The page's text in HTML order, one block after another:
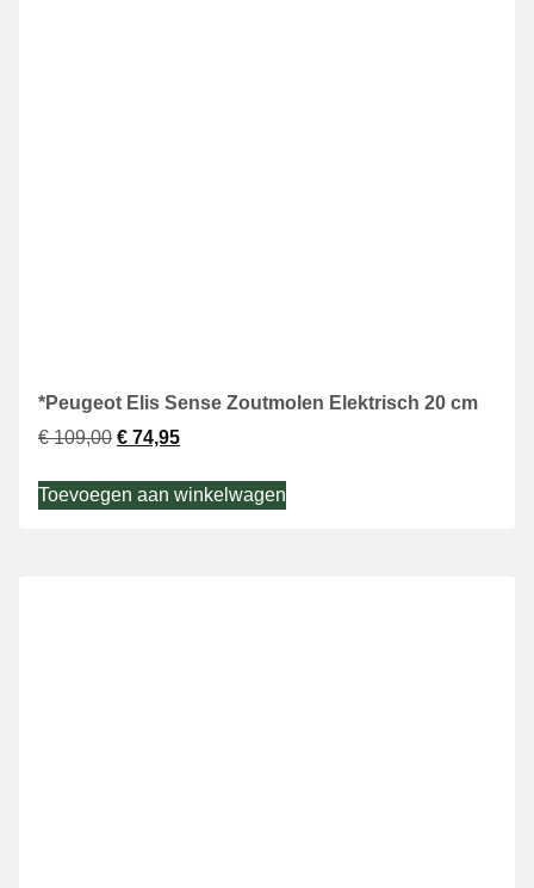
*Peugeot Elis Sense Zoutmolen Elektrisch 20 cm
€109,00 € 74,95
Toevoegen aan winkelwagen